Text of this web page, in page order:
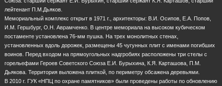
лейтенант П.М.Дьяков.
Мемориальный комплекс открыт в 1971 г., архитекторы: В.И. Осипов, Е.А. Попов,
И.М. Гершбург, О.Н. Аврамченко. В центре мемориала на высоком кубическом
постаменте установлена 76-мм пушка. На трех монолитных стенах,
установленных вдоль дорожек, размещены 45 чугунных плит с именами погибших
воинов. Перед входом на прямоугольных надгробиях расположены три стелы с
горельефами Героев Советского Союза Е.И. Бурыхина, К.Я. Карташова, П.М.
Дьякова. Территория выложена плиткой, по периметру обсажена деревьями.
В 2010 г. ГУК «НПЦ по охране памятников» были проведены работы по обновлению